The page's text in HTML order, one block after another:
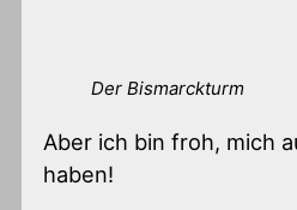
Der Bismarckturm
Aber ich bin froh, mich
haben!